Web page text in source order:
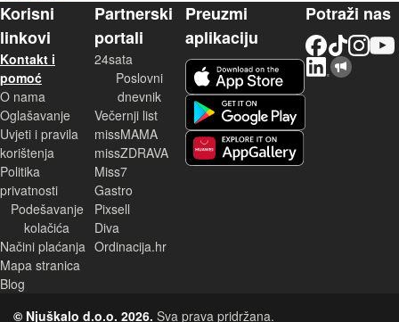
Korisni
linkovi
Kontakt i
pomoć
O nama
Oglašavanje
Uvjeti i pravila
korištenja
Politika
privatnosti
Podešavanje
kolačića
Načini plaćanja
Mapa stranica
Blog
Partnerski
portali
24sata
Poslovni
dnevnik
Večernji list
missMAMA
missZDRAVA
Miss7
Gastro
Pixsell
Diva
Ordinacija.hr
Preuzmi
aplikaciju
Potraži nas
© Njuškalo d.o.o. 2026. Sva prava pridržana.